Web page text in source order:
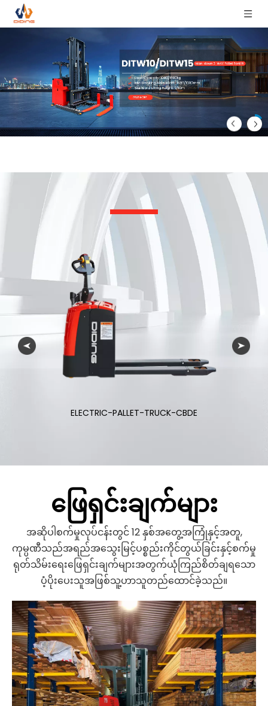
လျှပ်စစ်-ဖော်ကလစ်-ထရပ်-CPD
ဖြေရှင်းချက်များ
အဆိုပါစက်မှုလုပ်ငန်းတွင် 12 နှစ်အတွေ့အကြုံနှင့်အတူ,
ကုမ္ပဏီသည်အရည်အသွေးမြင့်ပစ္စည်းကိုင်တွယ်ခြင်းနှင့်စက်မှု
ရုတ်သိမ်းရေးဖြေရှင်းချက်များအတွက်ယုံကြည်စိတ်ချရသော
ပံ့ပိုးပေးသူအဖြစ်သူ့ဟာသူတည်ထောင်ခဲ့သည်။